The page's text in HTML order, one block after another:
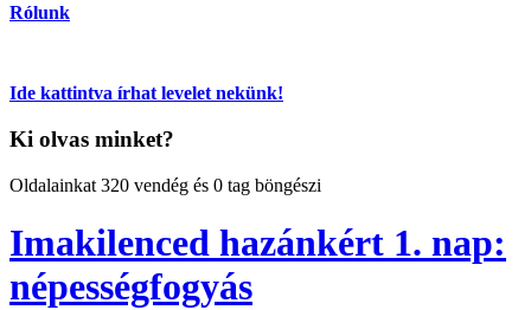
Rólunk
Ide kattintva írhat levelet nekünk!
Ki olvas minket?
Oldalainkat 320 vendég és 0 tag böngészi
Imakilenced hazánkért 1. nap:
népességfogyás